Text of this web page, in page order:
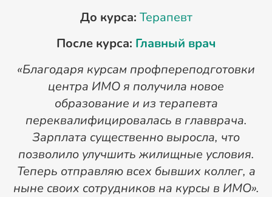
До курса: Терапевт
После курса: Главный врач
«Благодаря курсам профпереподготовки
центра ИМО я получила новое
образование и из терапевта
переквалифицировалась в главврача.
Зарплата существенно выросла, что
позволило улучшить жилищные условия.
Теперь отправляю всех бывших коллег, а
ныне своих сотрудников на курсы в ИМО».